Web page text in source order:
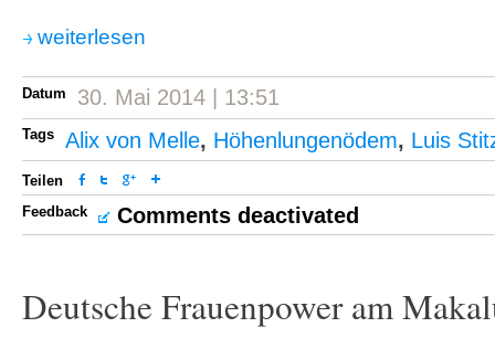
weiterlesen
Datum 30. Mai 2014 | 13:51
Tags Alix von Melle, Höhenlungenödem, Luis
Teilen
Feedback
Comments deactivated
Deutsche Frauenpower am